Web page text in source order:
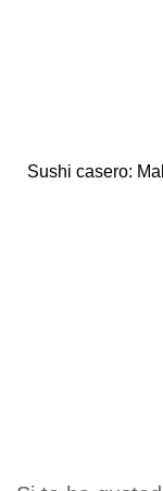
Sushi casero: